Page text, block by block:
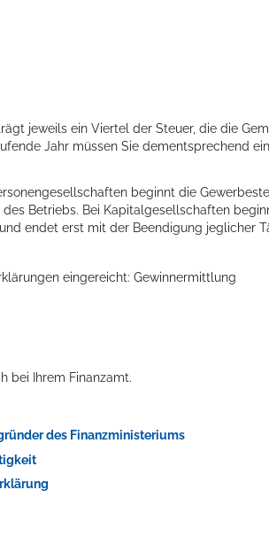
Meer im Wellenbecken oder
jeweils ein Viertel der Steuer, die die
Jahr müssen Sie dementsprechend
beginnt die
Betriebs. Bei Kapitalgesellschaften
endet erst mit der Beendigung jeglicher
eingereicht: Gewinnermittlung
bei Ihrem Finanzamt.
des Finanzministeriums